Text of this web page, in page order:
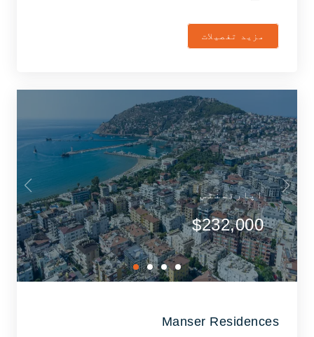
مزید تفصیلات
اپارٹمنٹس
$232,000
Manser Residences